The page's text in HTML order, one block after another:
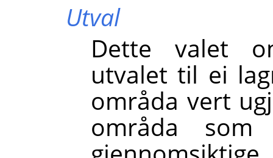
Utval
Dette valet
utvalet til ei
områda vert
områda